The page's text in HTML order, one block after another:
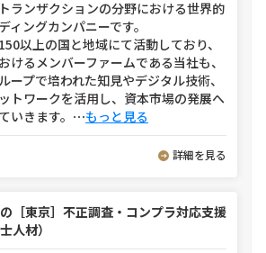
ランザクションの分野における世界的
ィングカンパニーです。
以上の国と地域にて活動しており、
けるメンバーファームである当社も、
ープで培われた知見やデジタル技術、
トワークを活用し、資本市場の発展へ
いきます。 ⋯もっと見る
詳細を見る
［東京］不正調査・コンプラ対応支援
人材）